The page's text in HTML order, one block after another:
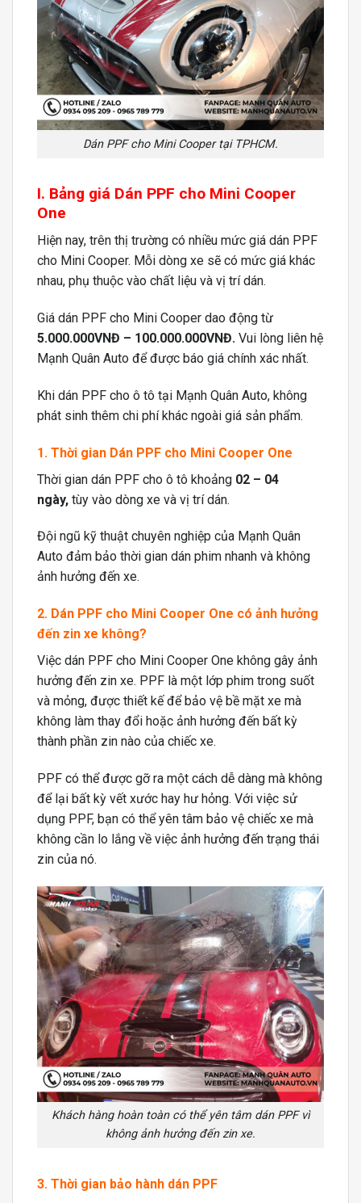
Dán PPF cho Mini Cooper tại TPHCM.
I. Bảng giá Dán PPF cho Mini Cooper
One
Hiện nay, trên thị trường có nhiều mức giá dán PPF
cho Mini Cooper. Mỗi dòng xe sẽ có mức giá khác
nhau, phụ thuộc vào chất liệu và vị trí dán.
Giá dán PPF cho Mini Cooper dao động từ
5.000.000VNĐ – 100.000.000VNĐ. Vui lòng liên hệ
Mạnh Quân Auto để được báo giá chính xác nhất.
Khi dán PPF cho ô tô tại Mạnh Quân Auto, không
phát sinh thêm chi phí khác ngoài giá sản phẩm.
1. Thời gian Dán PPF cho Mini Cooper One
Thời gian dán PPF cho ô tô khoảng 02 – 04
ngày, tùy vào dòng xe và vị trí dán.
Đội ngũ kỹ thuật chuyên nghiệp của Mạnh Quân
Auto đảm bảo thời gian dán phim nhanh và không
ảnh hưởng đến xe.
2. Dán PPF cho Mini Cooper One có ảnh hưởng
đến zin xe không?
Việc dán PPF cho Mini Cooper One không gây ảnh
hưởng đến zin xe. PPF là một lớp phim trong suốt
và mỏng, được thiết kế để bảo vệ bề mặt xe mà
không làm thay đổi hoặc ảnh hưởng đến bất kỳ
thành phần zin nào của chiếc xe.
PPF có thể được gỡ ra một cách dễ dàng mà không
để lại bất kỳ vết xước hay hư hỏng. Với việc sử
dụng PPF, bạn có thể yên tâm bảo vệ chiếc xe mà
không cần lo lắng về việc ảnh hưởng đến trạng thái
zin của nó.
Khách hàng hoàn toàn có thể yên tâm dán PPF vì
không ảnh hưởng đến zin xe.
3. Thời gian bảo hành dán PPF